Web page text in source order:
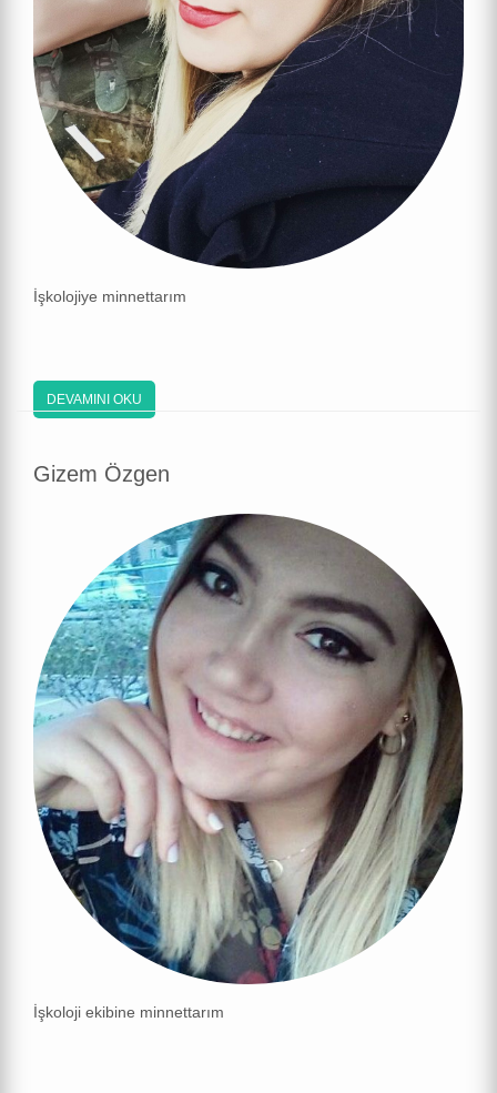
İşkolojiye minnettarım
DEVAMINI OKU
Gizem Özgen
İşkoloji ekibine minnettarım